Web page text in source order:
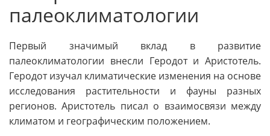
палеоклиматологии
Первый значимый вклад в развитие
палеоклиматологии внесли Геродот и Аристотель.
Геродот изучал климатические изменения на основе
исследования растительности и фауны разных
регионов. Аристотель писал о взаимосвязи между
климатом и географическим положением.